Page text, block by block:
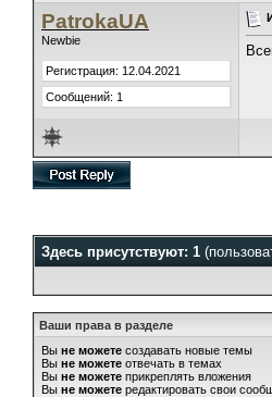
PatrokaUA
Newbie
Регистрация: 12.04.2021
Сообщений: 1
Здесь присутствуют: 1
Ваши права в разделе
Вы не можете создавать новые темы
Вы не можете отвечать в темах
Вы не можете прикреплять вложения
Вы не можете редактировать свои